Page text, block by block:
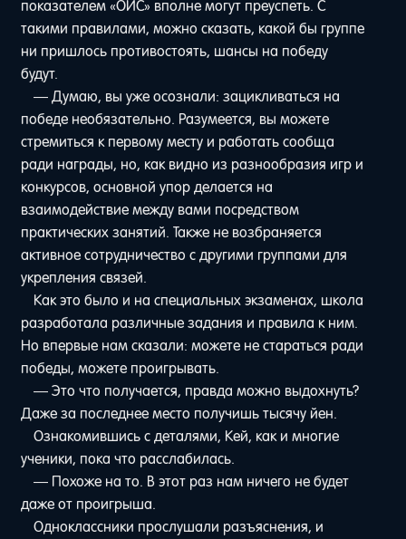
показателем «ОИС» вполне могут преуспеть. С
такими правилами, можно сказать, какой бы группе
ни пришлось противостоять, шансы на победу
будут.
— Думаю, вы уже осознали: зацикливаться на
победе необязательно. Разумеется, вы можете
стремиться к первому месту и работать сообща
ради награды, но, как видно из разнообразия игр и
конкурсов, основной упор делается на
взаимодействие между вами посредством
практических занятий. Также не возбраняется
активное сотрудничество с другими группами для
укрепления связей.
Как это было и на специальных экзаменах, школа
разработала различные задания и правила к ним.
Но впервые нам сказали: можете не стараться ради
победы, можете проигрывать.
— Это что получается, правда можно выдохнуть?
Даже за последнее место получишь тысячу йен.
Ознакомившись с деталями, Кей, как и многие
ученики, пока что расслабилась.
— Похоже на то. В этот раз нам ничего не будет
даже от проигрыша.
Одноклассники прослушали разъяснения, и